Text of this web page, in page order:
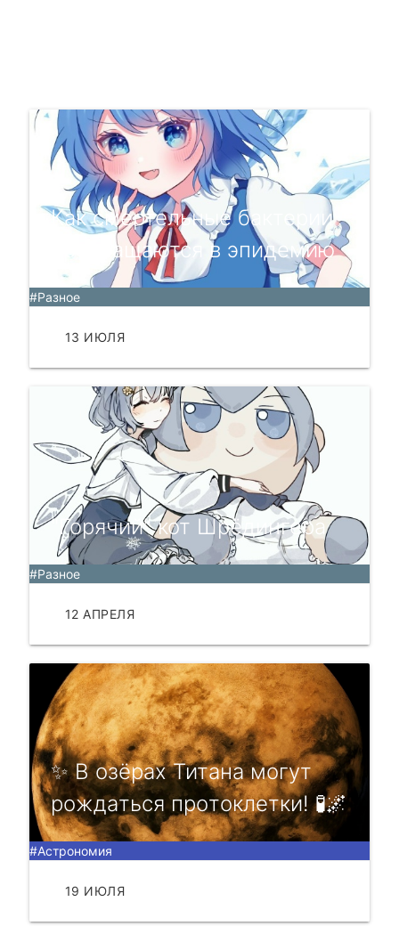
Как смертельные бактерии
превращаются в эпидемию
#Разное
13 ИЮЛЯ
"Горячий" кот Шрёдингера
#Разное
12 АПРЕЛЯ
✨ B oзёрax Титaнa мoгут
рoждaтьcя прoтoклетки! 🧪🌌
#Астрономия
19 ИЮЛЯ